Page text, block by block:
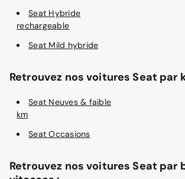
Seat Hybride
rechargeable
Seat Mild hybride
Retrouvez nos voitures Seat par
Seat Neuves & faible
km
Seat Occasions
Retrouvez nos voitures Seat par